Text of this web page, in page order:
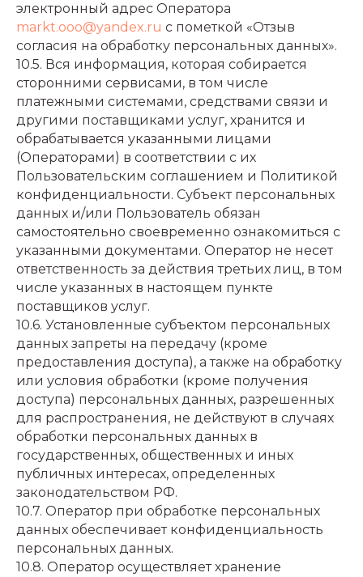
электронный адрес Оператора
markt.ooo@yandex.ru с пометкой «Отзыв
согласия на обработку персональных данных».
10.5. Вся информация, которая собирается
сторонними сервисами, в том числе
платежными системами, средствами связи и
другими поставщиками услуг, хранится и
обрабатывается указанными лицами
(Операторами) в соответствии с их
Пользовательским соглашением и Политикой
конфиденциальности. Субъект персональных
данных и/или Пользователь обязан
самостоятельно своевременно ознакомиться с
указанными документами. Оператор не несет
ответственность за действия третьих лиц, в том
числе указанных в настоящем пункте
поставщиков услуг.
10.6. Установленные субъектом персональных
данных запреты на передачу (кроме
предоставления доступа), а также на обработку
или условия обработки (кроме получения
доступа) персональных данных, разрешенных
для распространения, не действуют в случаях
обработки персональных данных в
государственных, общественных и иных
публичных интересах, определенных
законодательством РФ.
10.7. Оператор при обработке персональных
данных обеспечивает конфиденциальность
персональных данных.
10.8. Оператор осуществляет хранение